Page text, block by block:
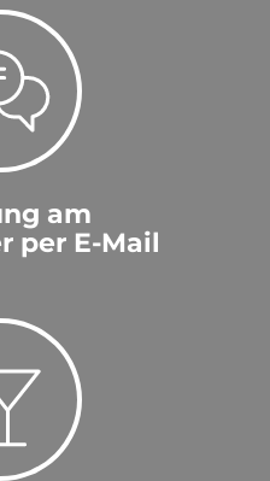
am
per E-Mail